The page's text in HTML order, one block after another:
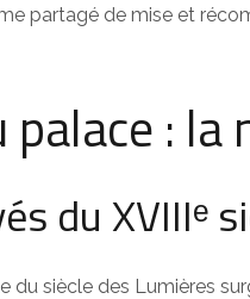
partagé de mise et
palace :
du XVIIIᵉ
du siècle des Lumières